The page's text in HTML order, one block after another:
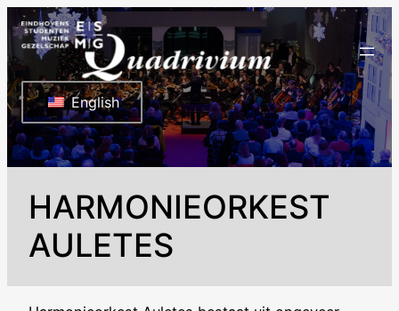
Ga
naar
de
inhoud
English
HARMONIEORKEST
AULETES